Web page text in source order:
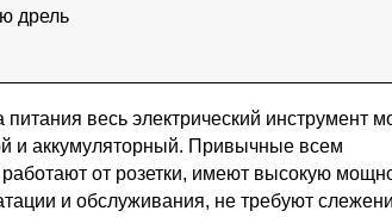
дрель
питания весь электрический инструмент
и аккумуляторный. Привычные всем
от розетки, имеют высокую
и обслуживания, не требуют